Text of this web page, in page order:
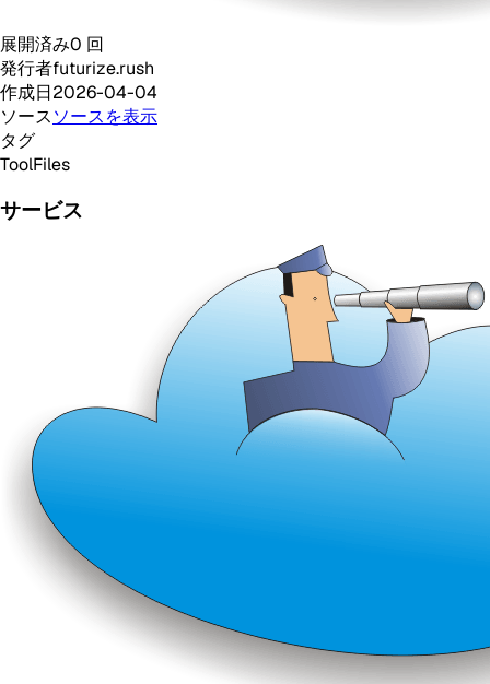
展開済み0 回
発行者futurize.rush
作成日2026-04-04
ソースソースを表示
タグ
ToolFiles
サービス